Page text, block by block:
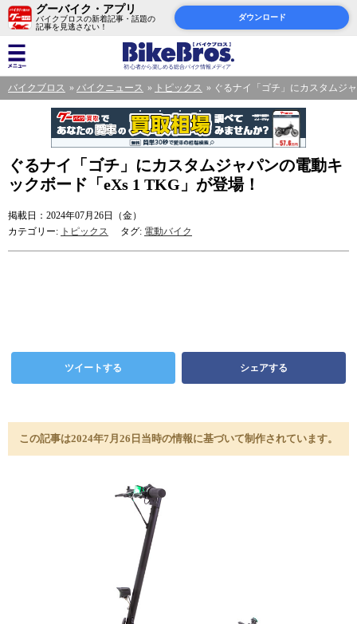
グーバイク・アプリ
バイクブロスの新着記事・話題の
記事を見逃さない！
ダウンロード
バイクブロス バイクニュース トピックス ぐるナイ「ゴチ」にカスタムジ
ぐるナイ「ゴチ」にカスタムジャパンの電動キ
ックボード「eXs 1 TKG」が登場！
掲載日：2024年07月26日（金）
カテゴリー: トピックス タグ: 電動バイク
ツイートする シェアする
この記事は2024年7月26日当時の情報に基づいて制作されています。